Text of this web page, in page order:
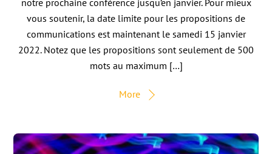
vous soutenir, la date limite pour les propositions de
communications est maintenant le samedi 15 janvier
2022. Notez que les propositions sont seulement de 500
mots au maximum […]
More